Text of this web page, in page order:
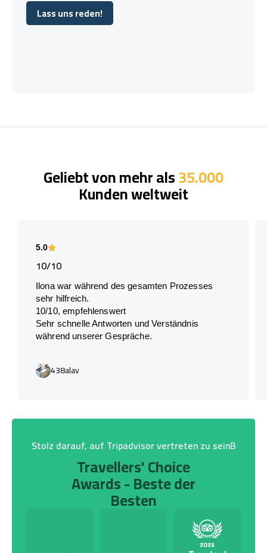
Lass uns reden!
Lass uns reden!
Geliebt von mehr als35.000
Kunden weltweit
5.0
10/10
Ilona war während des gesamten Prozesses
sehr hilfreich.
10/10, empfehlenswert
Sehr schnelle Antworten und Verständnis
während unserer Gespräche.
438alav
Stolz darauf, auf Tripadvisor vertreten zu seinB
Travellers' Choice
Awards - Beste der
Besten